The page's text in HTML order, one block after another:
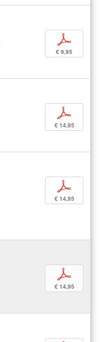
p
€ 9,95
p
€ 14,95
p
€ 14,95
p
€ 14,95